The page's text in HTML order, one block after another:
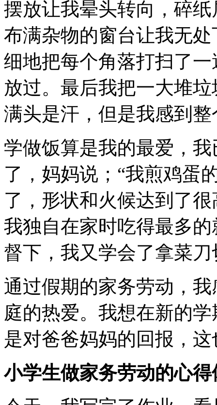
摆放让我晕头转向，碎
布满杂物的窗台让我无
细地把每个角落打扫了
放过。最后我把一大堆
满头是汗，但是我感到
学做饭算是我的最爱，
了，妈妈说；“我煎鸡蛋
了，形状和火候达到了
我独自在家时吃得最多
督下，我又学会了拿菜
通过假期的家务劳动，
庭的热爱。我想在新的
是对爸爸妈妈的回报，
小学生做家务劳动的心得